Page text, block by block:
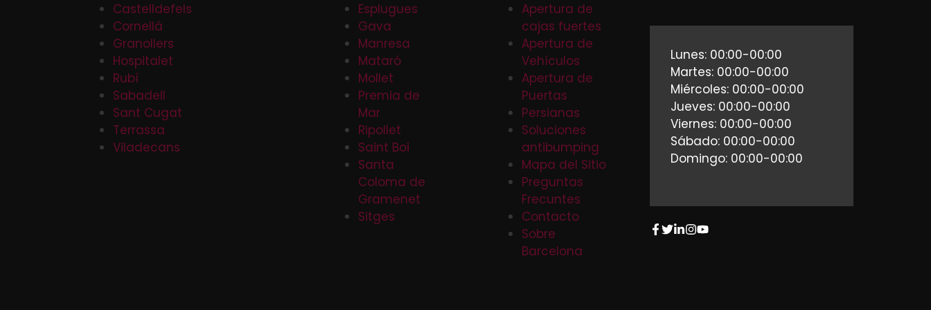
Castelldefels
Cornellá
Granollers
Hospitalet
Rubí
Sabadell
Sant Cugat
Terrassa
Viladecans
Esplugues
Gava
Manresa
Mataró
Mollet
Premia de
Mar
Ripollet
Saint Boi
Santa
Coloma de
Gramenet
Sitges
Apertura de
cajas fuertes
Apertura de
Vehículos
Apertura de
Puertas
Persianas
Soluciones
antibumping
Mapa del Sitio
Preguntas
Frecuntes
Contacto
Sobre
Barcelona
Lunes: 00:00-00:00
Martes: 00:00-00:00
Miércoles: 00:00-00:00
Jueves: 00:00-00:00
Viernes: 00:00-00:00
Sábado: 00:00-00:00
Domingo: 00:00-00:00